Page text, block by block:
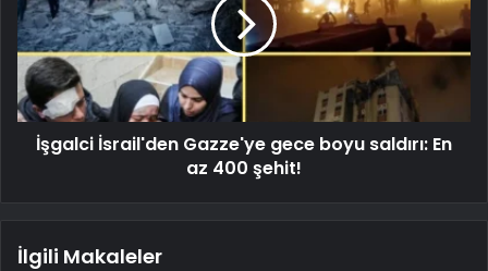
İşgalci İsrail'den Gazze'ye gece boyu saldırı: En
az 400 şehit!
İlgili Makaleler